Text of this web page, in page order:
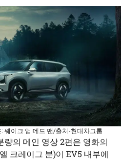
웨이크 업 데드 맨/출처-현대차그룹
량의 메인 영상 2편은 영화의
크레이그 분)이 EV5 내부에